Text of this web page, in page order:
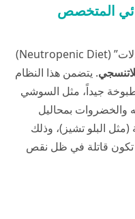
المتخصص
يُعد “النظام الغذائي لمرضى قلة العدلات” (Neutropenic Diet)
. يتضمن هذا النظام
جيداً، مثل السوشي
والخضروات بمحاليل
(مثل البلو تشيز)، وذلك
تكون قاتلة في ظل نقص